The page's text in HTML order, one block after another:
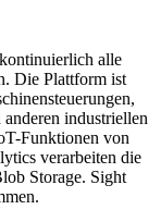
alle
Die Plattform ist
industriellen
Funktionen von
verarbeiten die
Storage. Sight